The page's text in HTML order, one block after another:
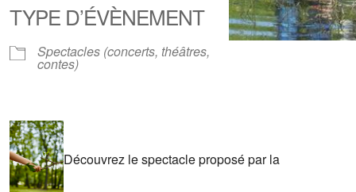
TYPE D’ÉVÈNEMENT
Spectacles (concerts, théâtres,
contes)
Découvrez le spectacle proposé par la